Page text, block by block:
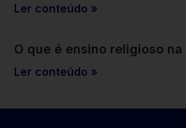
Ler conteúdo »
O que é ensino religioso na
Ler conteúdo »